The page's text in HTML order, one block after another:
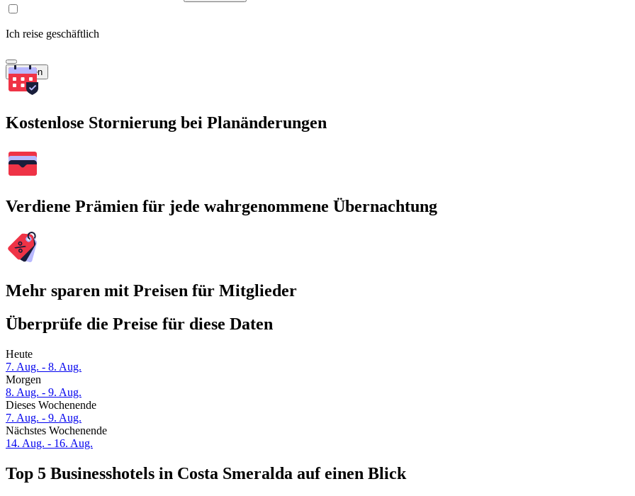
Ich reise geschäftlich
Suchen
Kostenlose Stornierung bei Planänderungen
Verdiene Prämien für jede wahrgenommene Übernachtung
Mehr sparen mit Preisen für Mitglieder
Überprüfe die Preise für diese Daten
Heute
7. Aug. - 8. Aug.
Morgen
8. Aug. - 9. Aug.
Dieses Wochenende
7. Aug. - 9. Aug.
Nächstes Wochenende
14. Aug. - 16. Aug.
Top 5 Businesshotels in Costa Smeralda auf einen Blick